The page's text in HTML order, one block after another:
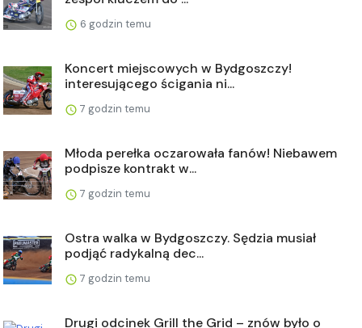
6 godzin temu
Koncert miejscowych w Bydgoszczy!
interesującego ścigania ni...
7 godzin temu
Młoda perełka oczarowała fanów! Niebawem
podpisze kontrakt w...
7 godzin temu
Ostra walka w Bydgoszczy. Sędzia musiał
podjąć radykalną dec...
7 godzin temu
Drugi odcinek Grill the Grid – znów było o